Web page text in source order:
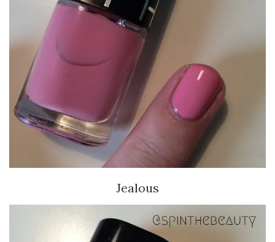
Jealous